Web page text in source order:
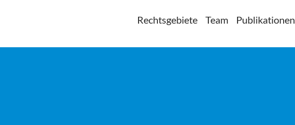
Rechtsgebiete Team Publikationen